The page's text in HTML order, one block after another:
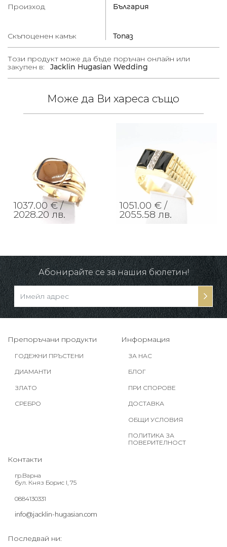
Произход
България
Скъпоценен камък Топаз
Този продукт може да бъде поръчан онлайн или
закупен в:
Jacklin Hugasian Wedding
Може да Ви хареса също
1037.00 € /
2028.20 лв.
1051.00 € /
2055.58 лв.
Абонирайте се за нашия бюлетин!
Препоръчани продукти
ГОДЕЖНИ ПРЪСТЕНИ
ДИАМАНТИ
ЗЛАТО
СРЕБРО
Информация
ЗА НАС
БЛОГ
ПРИ СПОРОВЕ
ДОСТАВКА
ОБЩИ УСЛОВИЯ
ПОЛИТИКА ЗА
ПОВЕРИТЕЛНОСТ
Контакти
гр.Варна
бул. Княз Борис I, 75
0884130331
info@jacklin-hugasian.com
Последвай ни: